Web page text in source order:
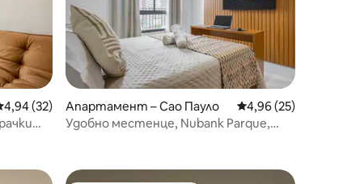
оценка: 4,94 от 5, 32 отзива
4,94 (32)
Апартамент – Сао Пауло Средна оценка:
4,96 (25)
Удобно местенце, Nubank Parque,